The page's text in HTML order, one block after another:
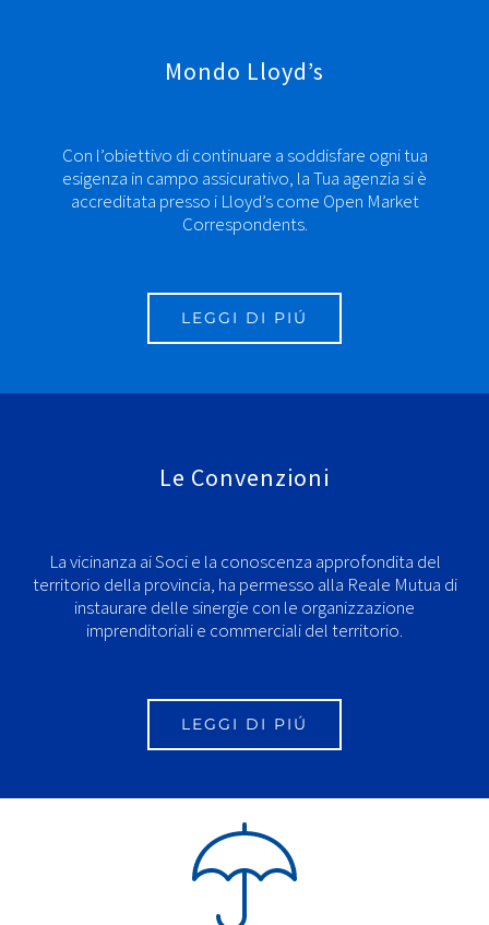
Mondo Lloyd’s
Con l’obiettivo di continuare a soddisfare ogni tua
esigenza in campo assicurativo, la Tua agenzia si è
accreditata presso i Lloyd’s come Open Market
Correspondents.
LEGGI DI PIÚ
Le Convenzioni
La vicinanza ai Soci e la conoscenza approfondita del
territorio della provincia, ha permesso alla Reale Mutua di
instaurare delle sinergie con le organizzazione
imprenditoriali e commerciali del territorio.
LEGGI DI PIÚ